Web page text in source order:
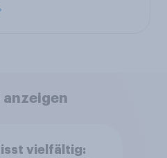
anzeigen
isst vielfältig: